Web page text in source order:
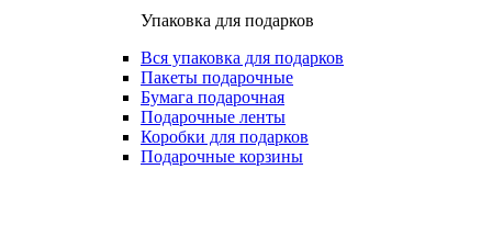
Упаковка для подарков
Вся упаковка для подарков
Пакеты подарочные
Бумага подарочная
Подарочные ленты
Коробки для подарков
Подарочные корзины